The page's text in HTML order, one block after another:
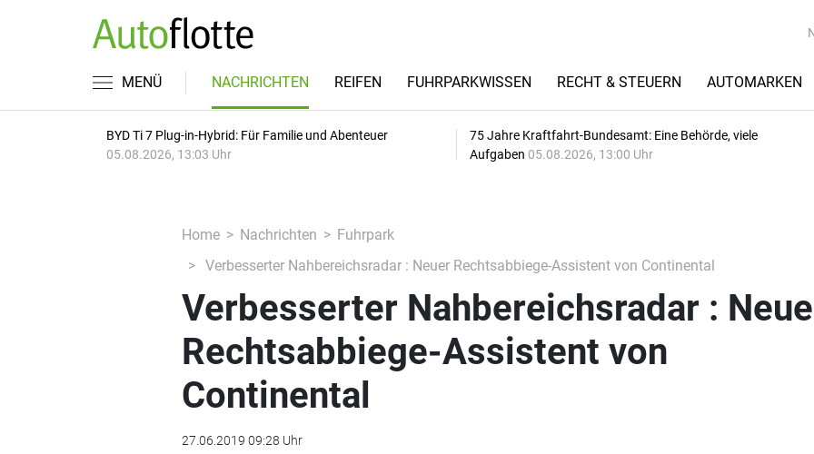
MENÜ NACHRICHTEN REIFEN FUHRPARKWISSEN RECHT & STEUERN AUTOMARKEN
BYD Ti 7 Plug-in-Hybrid: Für Familie und Abenteuer
05.08.2026, 13:03 Uhr
75 Jahre Kraftfahrt-Bundesamt: Eine Behörde, viele
Aufgaben 05.08.2026, 13:00 Uhr
Home Nachrichten
Fuhrpark
Verbesserter Nahbereichsradar : Neuer Rechtsabbiege-Assistent von Continental
Verbesserter Nahbereichsradar :
Rechtsabbiege-Assistent von
Continental
27.06.2019 09:28 Uhr